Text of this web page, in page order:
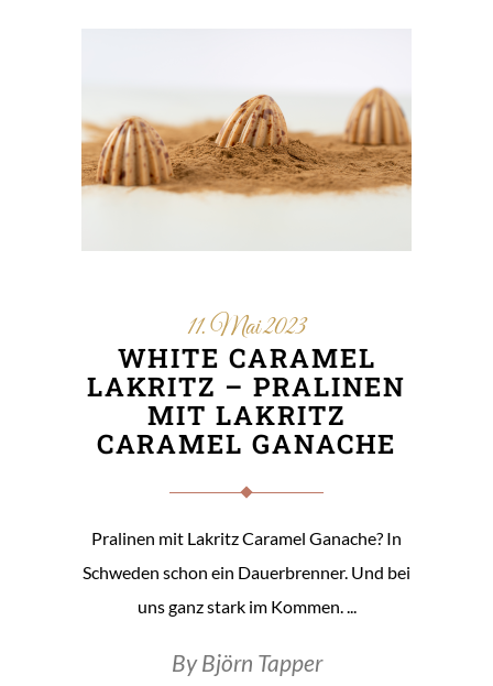
11. Mai 2023
WHITE CARAMEL
LAKRITZ – PRALINEN
MIT LAKRITZ
CARAMEL GANACHE
Pralinen mit Lakritz Caramel Ganache? In
Schweden schon ein Dauerbrenner. Und bei
uns ganz stark im Kommen.
ByBjörn Tapper